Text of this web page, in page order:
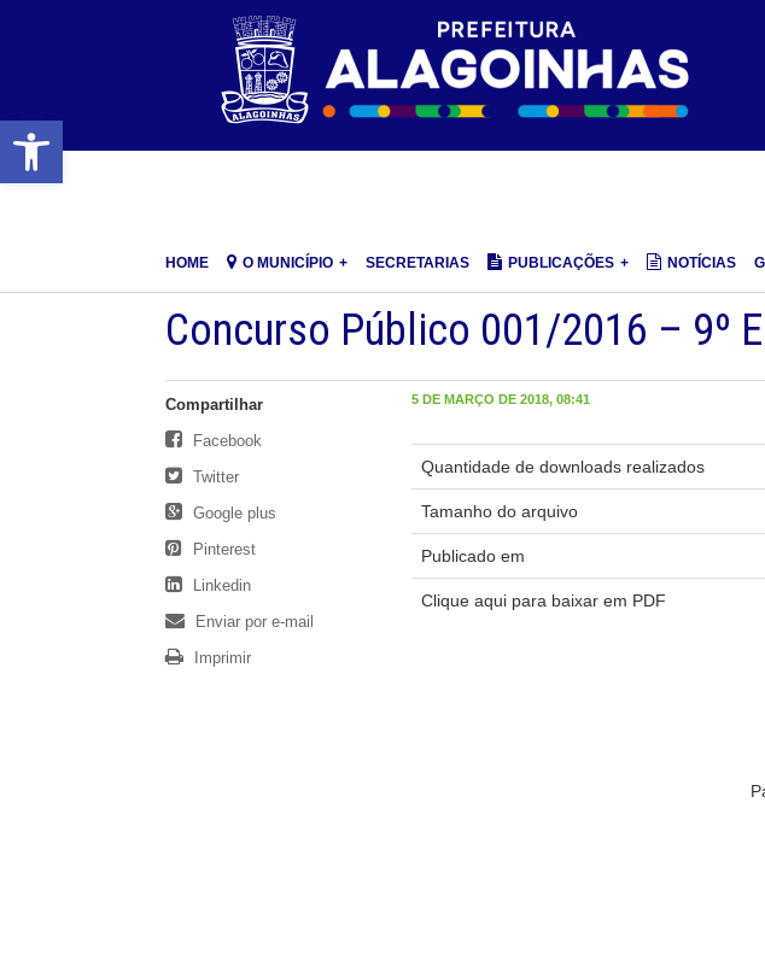
Barra de Ferramentas Aberta
HOME O MUNICÍPIO SECRETARIAS PUBLICAÇÕES NOTÍCIAS
Concurso Público 001/2016 – 9º
5 DE MARÇO DE 2018, 08:41
Quantidade de downloads realizados
Tamanho do arquivo
Publicado em
Clique aqui para baixar em PDF
Compartilhar
Facebook
Twitter
Google plus
Pinterest
Linkedin
Enviar por e-mail
Imprimir